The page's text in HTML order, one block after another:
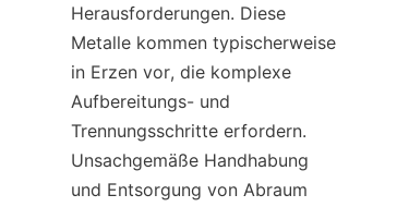
Herausforderungen. Diese
Metalle kommen typischerweise
in Erzen vor, die komplexe
Aufbereitungs- und
Trennungsschritte erfordern.
Unsachgemäße Handhabung
und Entsorgung von Abraum